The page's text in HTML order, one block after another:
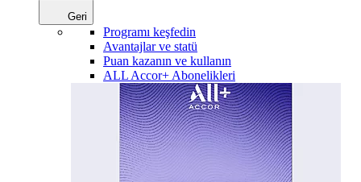
Geri
Programı keşfedin
Avantajlar ve statü
Puan kazanın ve kullanın
ALL Accor+ Abonelikleri